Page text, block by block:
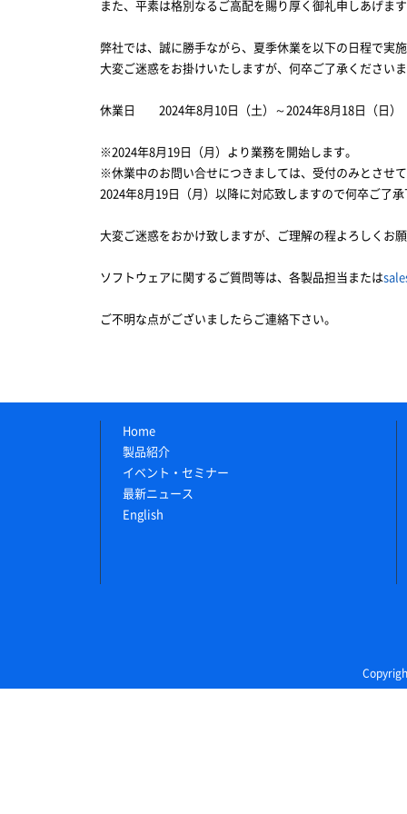
また、平素は格別なるご高配を賜り厚く御礼申しあげま
弊社では、誠に勝手ながら、夏季休業を以下の日程で実
大変ご迷惑をお掛けいたしますが、何卒ご了承ください
休業日 2024年8月10日（土）～2024年8月18日（日）
※2024年8月19日（月）より業務を開始します。
※休業中のお問い合せにつきましては、受付のみとさせ
2024年8月19日（月）以降に対応致しますので何卒ご了
大変ご迷惑をおかけ致しますが、ご理解の程よろしくお
ソフトウェアに関するご質問等は、各製品担当または
ご不明な点がございましたらご連絡下さい。
Home
製品紹介
イベント・セミナー
最新ニュース
English